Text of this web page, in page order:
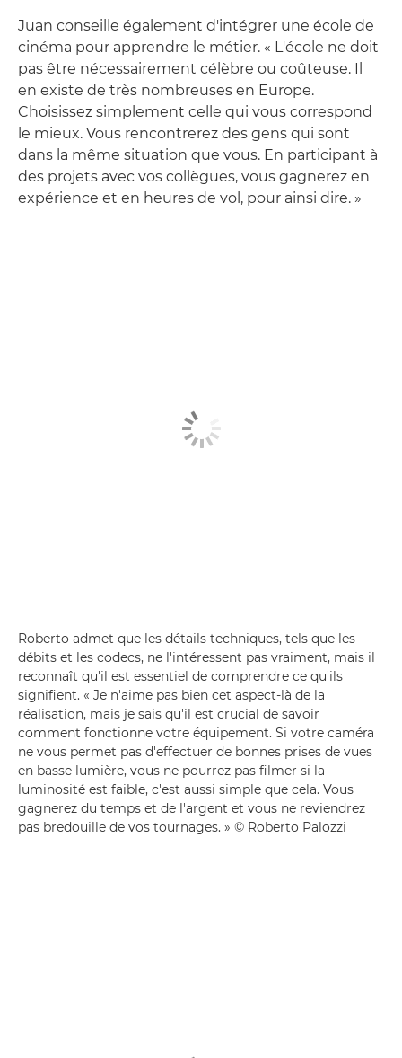
Juan conseille également d'intégrer une école de
cinéma pour apprendre le métier. « L'école ne doit
pas être nécessairement célèbre ou coûteuse. Il
en existe de très nombreuses en Europe.
Choisissez simplement celle qui vous correspond
le mieux. Vous rencontrerez des gens qui sont
dans la même situation que vous. En participant à
des projets avec vos collègues, vous gagnerez en
expérience et en heures de vol, pour ainsi dire. »
Roberto admet que les détails techniques, tels que les
débits et les codecs, ne l'intéressent pas vraiment, mais il
reconnaît qu'il est essentiel de comprendre ce qu'ils
signifient. « Je n'aime pas bien cet aspect-là de la
réalisation, mais je sais qu'il est crucial de savoir
comment fonctionne votre équipement. Si votre caméra
ne vous permet pas d'effectuer de bonnes prises de vues
en basse lumière, vous ne pourrez pas filmer si la
luminosité est faible, c'est aussi simple que cela. Vous
gagnerez du temps et de l'argent et vous ne reviendrez
pas bredouille de vos tournages. » © Roberto Palozzi